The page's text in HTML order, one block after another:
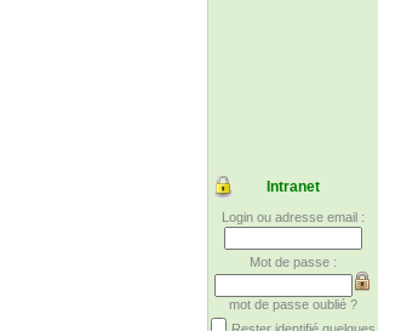
Intranet
Login ou adresse email :
Mot de passe :
mot de passe oublié ?